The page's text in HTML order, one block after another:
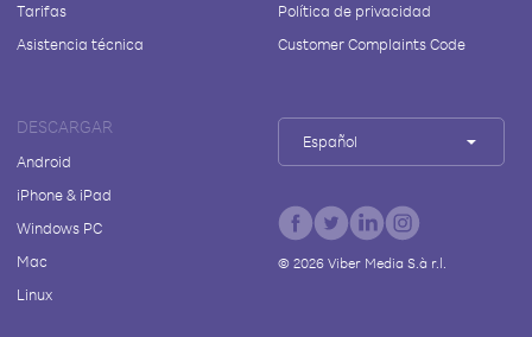
Tarifas
Asistencia técnica
Política de privacidad
Customer Complaints Code
DESCARGAR
Android
iPhone & iPad
Windows PC
Mac
Linux
Español
© 2026Viber Media S.à r.l.